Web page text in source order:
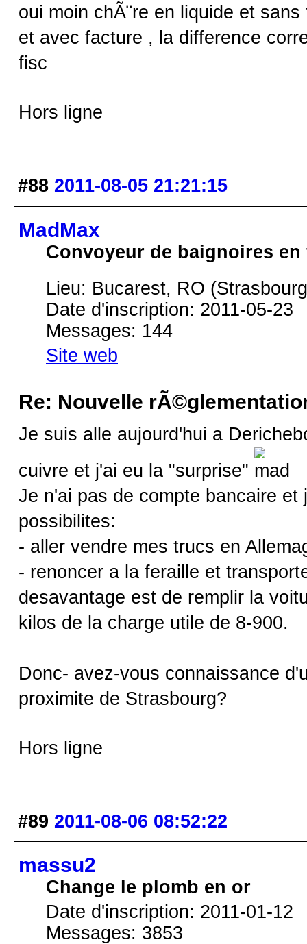
oui moin chÃ¨re en liquide et
et avec facture , la difference
fisc
Hors ligne
#88 2011-08-05 21:21:15
MadMax
Convoyeur de baignoires en
Lieu: Bucarest, RO
Date d'inscription: 2011-05-23
Messages: 144
Site web
Re: Nouvelle
Je suis alle aujourd'hui a
cuivre et j'ai eu la "surprise"
Je n'ai pas de compte bancaire
possibilites:
- aller vendre mes trucs en
- renoncer a la feraille et
desavantage est de remplir la
kilos de la charge utile de 8-900.
Donc- avez-vous connaissance
proximite de Strasbourg?
Hors ligne
#89 2011-08-06 08:52:22
massu2
Change le plomb en or
Date d'inscription: 2011-01-12
Messages: 3853